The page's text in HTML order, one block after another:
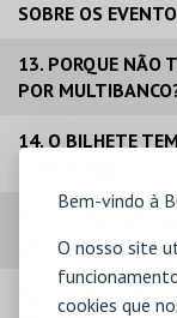
Bem-vindo à
O nosso site
cookies que
SOBRE OS
13. PORQUE NÃO
POR
14. O BILHETE
EVENTO?
16. POSSO